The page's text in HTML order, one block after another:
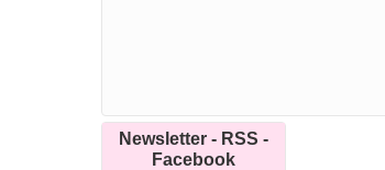
Newsletter - RSS -
Facebook